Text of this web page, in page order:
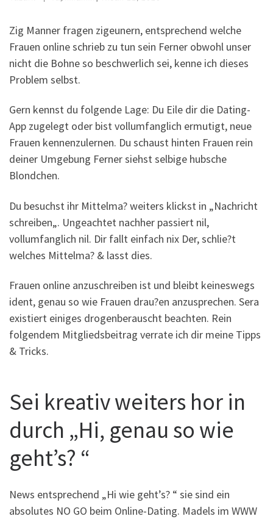
Zig Manner fragen zigeunern, entsprechend welche
Frauen online schrieb zu tun sein Ferner obwohl unser
nicht die Bohne so beschwerlich sei, kenne ich dieses
Problem selbst.
Gern kennst du folgende Lage: Du Eile dir die Dating-
App zugelegt oder bist vollumfanglich ermutigt, neue
Frauen kennenzulernen. Du schaust hinten Frauen rein
deiner Umgebung Ferner siehst selbige hubsche
Blondchen.
Du besuchst ihr Mittelma? weiters klickst in „Nachricht
schreiben„. Ungeachtet nachher passiert nil,
vollumfanglich nil. Dir fallt einfach nix Der, schlie?t
welches Mittelma? & lasst dies.
Frauen online anzuschreiben ist und bleibt keineswegs
ident, genau so wie Frauen drau?en anzusprechen. Sera
existiert einiges drogenberauscht beachten. Rein
folgendem Mitgliedsbeitrag verrate ich dir meine Tipps
& Tricks.
Sei kreativ weiters hor in
durch „Hi, genau so wie
geht’s? “
News entsprechend „Hi wie geht’s? “ sie sind ein
absolutes NO GO beim Online-Dating. Madels im WWW